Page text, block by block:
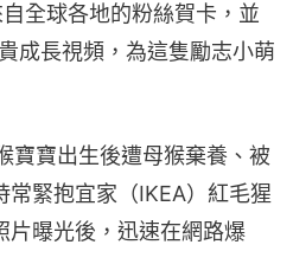
全球各地的粉絲賀卡，並
成長視頻，為這隻勵志小萌
寶寶出生後遭母猴棄養、被
常緊抱宜家（IKEA）紅毛猩
片曝光後，迅速在網路爆